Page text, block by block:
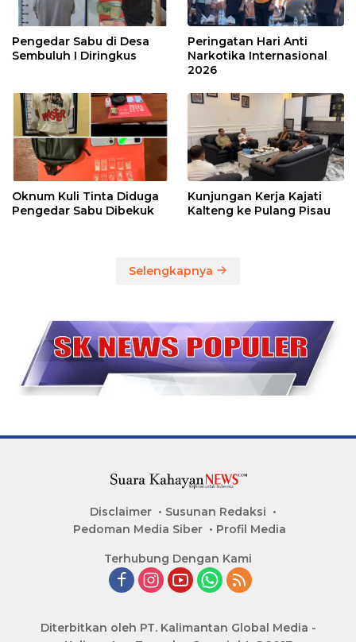
Pengedar Sabu di Desa
Sembuluh I Diringkus
Peringatan Hari Anti
Narkotika Internasional
2026
Oknum Kuli Tinta Diduga
Pengedar Sabu Dibekuk
Kunjungan Kerja Kajati
Kalteng ke Pulang Pisau
Selengkapnya
Disclaimer
Susunan Redaksi
Pedoman Media Siber
Profil Media
Terhubung Dengan Kami
Diterbitkan oleh PT. Kalimantan Global Media -